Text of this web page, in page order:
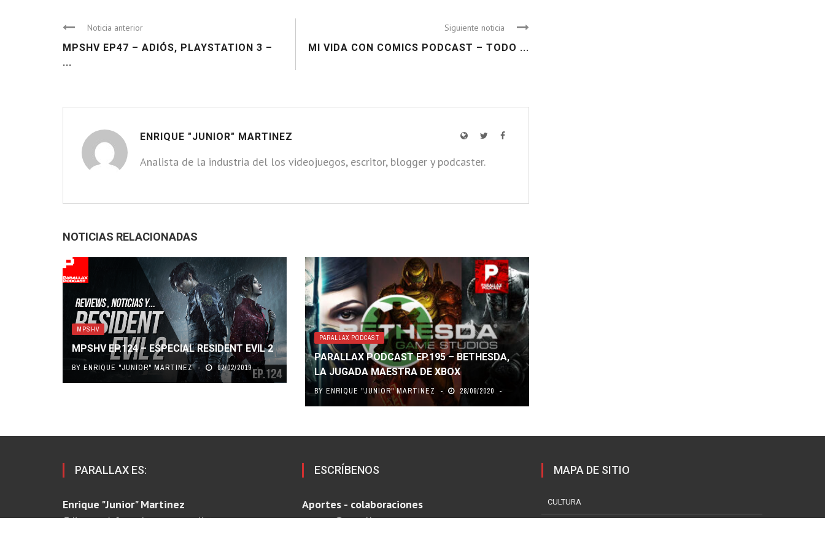
Noticia anterior
MPSHV EP47 – ADIÓS, PLAYSTATION 3 –
...
Siguiente noticia
MI VIDA CON COMICS PODCAST – TODO ...
ENRIQUE "JUNIOR" MARTINEZ
Analista de la industria del los videojuegos, escritor, blogger y podcaster.
NOTICIAS RELACIONADAS
MPSHV
MPSHV EP.124 – ESPECIAL RESIDENT EVIL 2
BY ENRIQUE "JUNIOR" MARTINEZ 02/02/2019
PARALLAX PODCAST
PARALLAX PODCAST EP.195 – BETHESDA,
LA JUGADA MAESTRA DE XBOX
BYENRIQUE "JUNIOR" MARTINEZ 28/09/2020
PARALLAX ES:
Enrique "Junior" Martinez
Editor en Jefe, podcaster y analista
ESCRÍBENOS
Aportes - colaboraciones
prensa@parallax.com.pe
MAPA DE SITIO
CULTURA